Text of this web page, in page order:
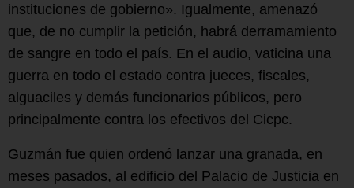
instituciones de gobierno». Igualmente, amenazó
que, de no cumplir la petición, habrá derramamiento
de sangre en todo el país. En el audio, vaticina una
guerra en todo el estado contra jueces, fiscales,
alguaciles y demás funcionarios públicos, pero
principalmente contra los efectivos del Cicpc.
Guzmán fue quien ordenó lanzar una granada, en
meses pasados, al edificio del Palacio de Justicia en